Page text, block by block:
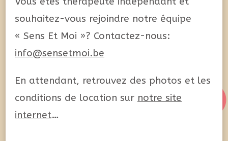
souhaitez-vous rejoindre notre équipe
« Sens Et Moi »? Contactez-nous:
info@sensetmoi.be
En attendant, retrouvez des photos et les
conditions de location sur notre site
internet…